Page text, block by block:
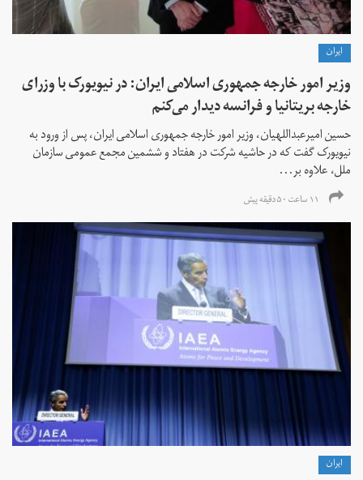
ايران
وزیر امور خارجه جمهوری اسلامی ایران: در نیویورک با وزرای
خارجه بریتانیا و فرانسه دیدار می‌کنم
حسین امیرعبداللهیان، وزیر امور خارجه جمهوری اسلامی ایران، پس از ورود به
نیویورک گفت که در حاشیه شرکت در هفتاد و ششمین مجمع عمومی سازمان
ملل، علاوه بر...
۱۱ ساعت ۵۰ دقیقه پیش
ايران